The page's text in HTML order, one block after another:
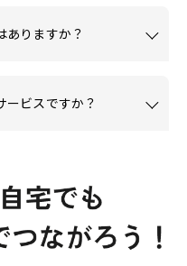
ありますか？
ービスですか？